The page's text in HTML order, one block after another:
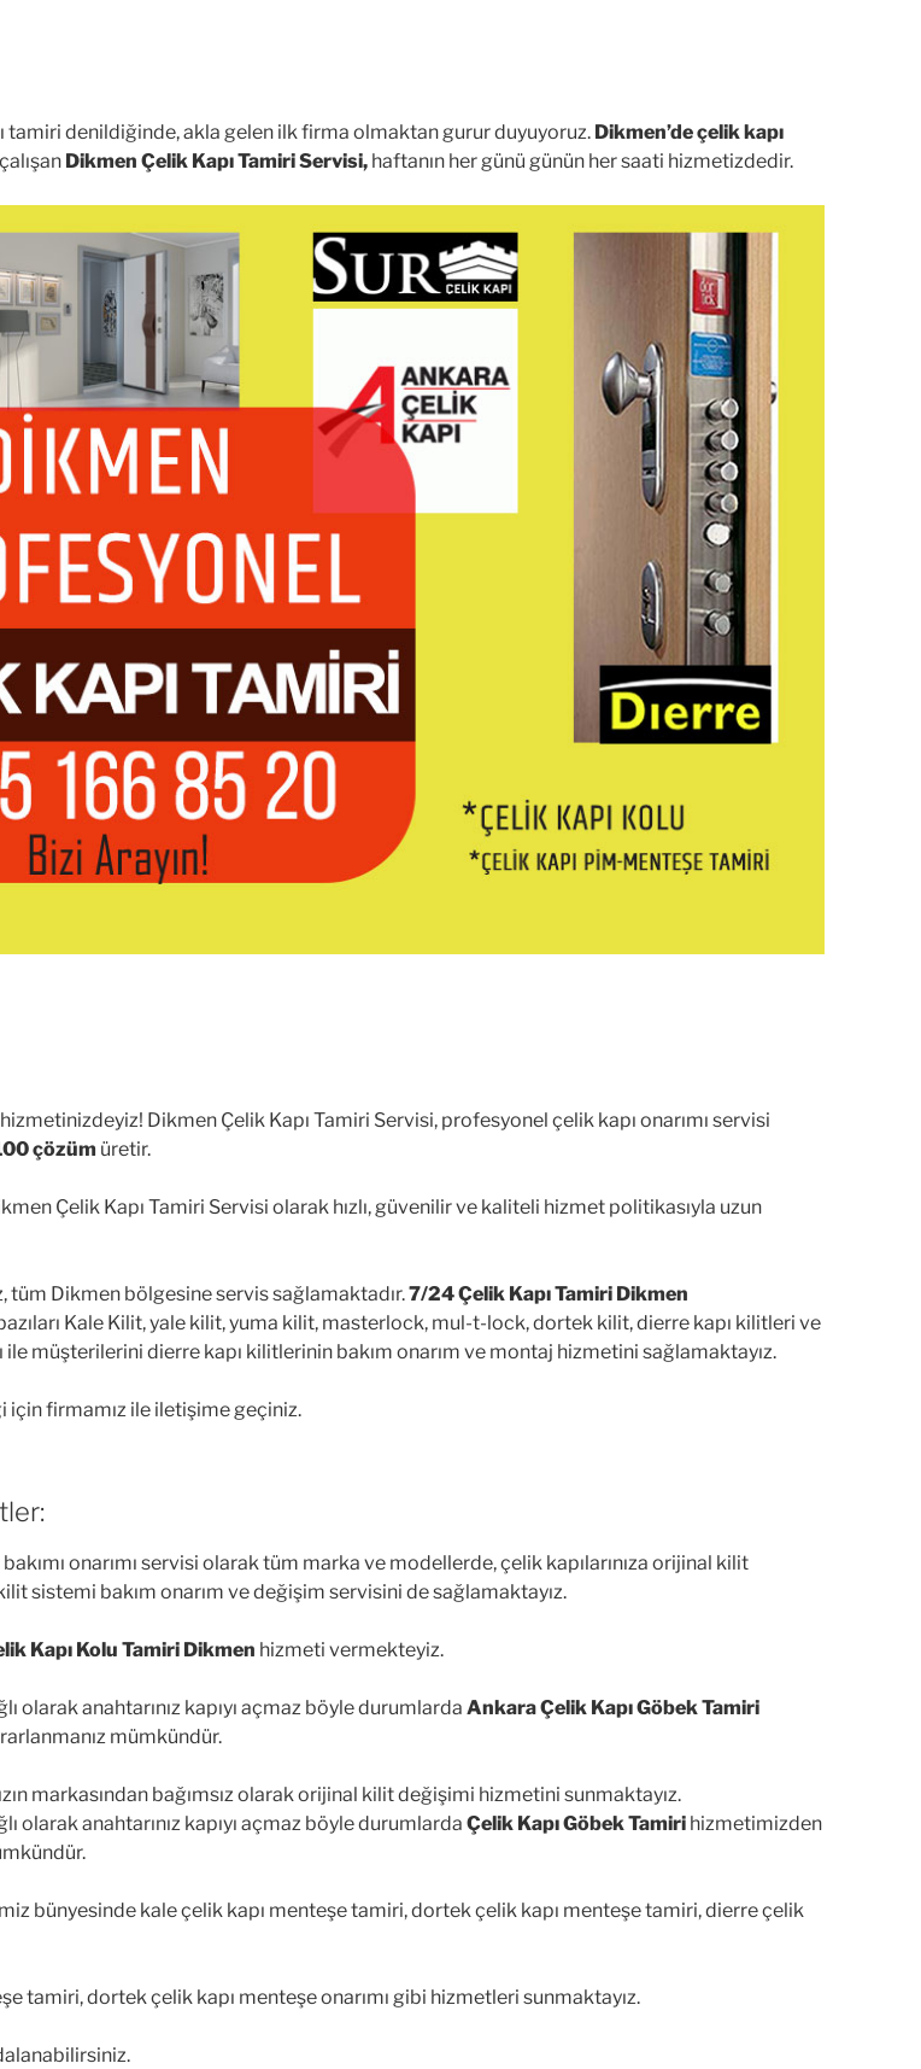
tamiri denildiğinde, akla gelen ilk firma olmaktan gurur duyuyoruz. Dikmen’de çelik kapı
çalışan Dikmen Çelik Kapı Tamiri Servisi, haftanın her günü günün her saati hizmetizdedir.
Dikmen Çelik Kapı Tamiri Servisi, profesyonel çelik kapı onarımı servisi
çözüm üretir.
Çelik Kapı Tamiri Servisi olarak hızlı, güvenilir ve kaliteli hizmet politikasıyla uzun
tüm Dikmen bölgesine servis sağlamaktadır.7/24 Çelik Kapı Tamiri Dikmen
Kale Kilit, yale kilit, yuma kilit, masterlock, mul-t-lock, dortek kilit, dierre kapı kilitleri ve
müşterilerini dierre kapı kilitlerinin bakım onarım ve montaj hizmetini sağlamaktayız.
için firmamız ile iletişime geçiniz.
onarımı servisi olarak tüm marka ve modellerde, çelik kapılarınıza orijinal kilit
sistemi bakım onarım ve değişim servisini de sağlamaktayız.
Kapı Kolu Tamiri Dikmen hizmeti vermekteyiz.
olarak anahtarınız kapıyı açmaz böyle durumlarda Ankara Çelik Kapı Göbek Tamiri
mümkündür.
markasından bağımsız olarak orijinal kilit değişimi hizmetini sunmaktayız.
olarak anahtarınız kapıyı açmaz böyle durumlarda Çelik Kapı Göbek Tamiri hizmetimizden
bünyesinde kale çelik kapı menteşe tamiri, dortek çelik kapı menteşe tamiri, dierre çelik
tamiri, dortek çelik kapı menteşe onarımı gibi hizmetleri sunmaktayız.